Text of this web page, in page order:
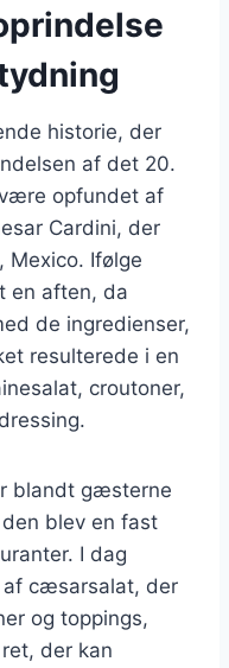
historie, der
af det 20.
opfundet af
Cardini, der
Mexico. Ifølge
en aften, da
de ingredienser,
resulterede i en
croutoner,
blandt gæsterne
blev en fast
I dag
af cæsarsalat, der
og toppings,
der kan